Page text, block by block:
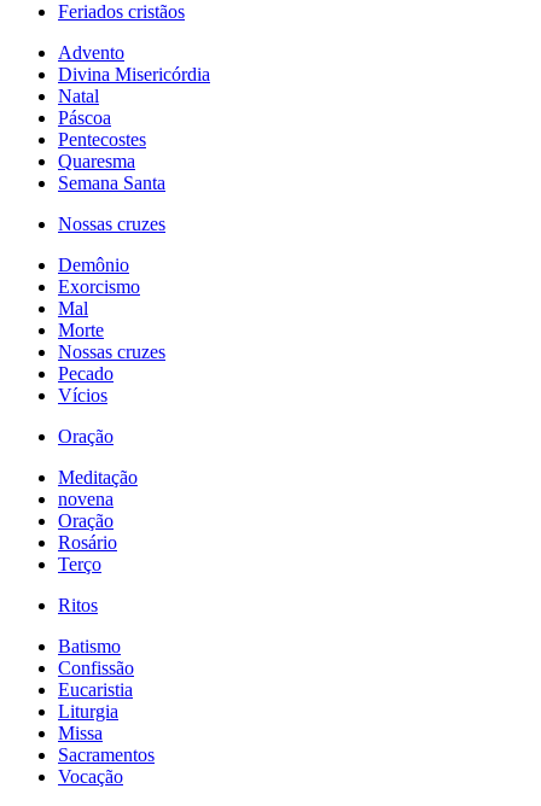
Feriados cristãos
Advento
Divina Misericórdia
Natal
Páscoa
Pentecostes
Quaresma
Semana Santa
Nossas cruzes
Demônio
Exorcismo
Mal
Morte
Nossas cruzes
Pecado
Vícios
Oração
Meditação
novena
Oração
Rosário
Terço
Ritos
Batismo
Confissão
Eucaristia
Liturgia
Missa
Sacramentos
Vocação